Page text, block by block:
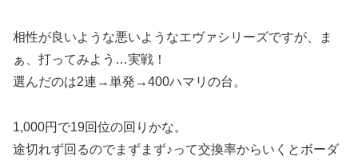
相性が良いような悪いようなエヴァシリーズですが、ま
ぁ、打ってみよう…実戦！
選んだのは2連→単発→400ハマリの台。
1,000円で19回位の回りかな。
途切れず回るのでまずまず♪って交換率からいくとボーダ